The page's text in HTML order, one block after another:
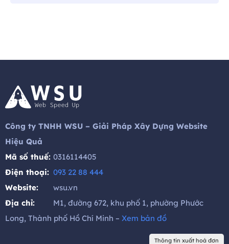
Công ty TNHH WSU – Giải Pháp Xây Dựng Website
Hiệu Quả
Mã số thuế: 0316114405
Điện thoại: 093 22 88 444
Website:
wsu.vn
Địa chỉ:
M1, đường 672, khu phố 1, phường Phước
Long, Thành phố Hồ Chí Minh – Xem bản đồ
Thông tin xuất hoá đơn